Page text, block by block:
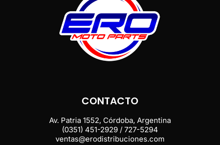
CONTACTO
Av. Patria 1552, Córdoba, Argentina
(0351) 451-2929 / 727-5294
ventas@erodistribuciones.com